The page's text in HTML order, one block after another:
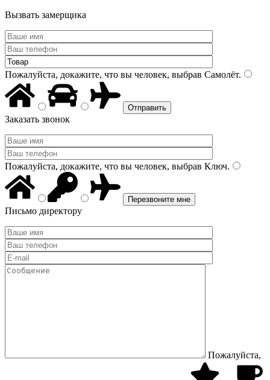
Вызвать замерщика
Пожалуйста, докажите, что вы человек, выбрав Самолёт.
Заказать звонок
Пожалуйста, докажите, что вы человек, выбрав Ключ.
Письмо директору
Пожалуйста,